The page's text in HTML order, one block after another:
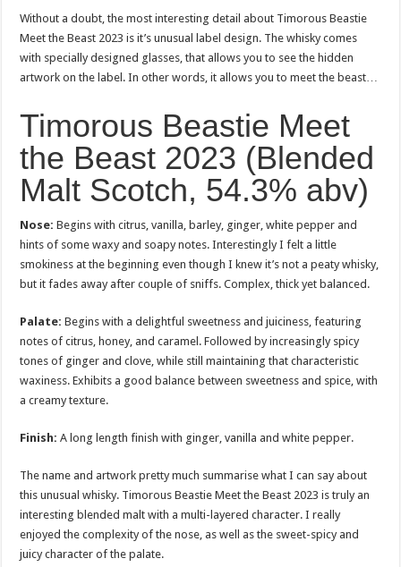
Without a doubt, the most interesting detail about Timorous Beastie
Meet the Beast 2023 is it’s unusual label design. The whisky comes
with specially designed glasses, that allows you to see the hidden
artwork on the label. In other words, it allows you to meet the beast…
Timorous Beastie Meet
the Beast 2023 (Blended
Malt Scotch, 54.3% abv)
Nose: Begins with citrus, vanilla, barley, ginger, white pepper and
hints of some waxy and soapy notes. Interestingly I felt a little
smokiness at the beginning even though I knew it’s not a peaty whisky,
but it fades away after couple of sniffs. Complex, thick yet balanced.
Palate:Begins with a delightful sweetness and juiciness, featuring
notes of citrus, honey, and caramel. Followed by increasingly spicy
tones of ginger and clove, while still maintaining that characteristic
waxiness. Exhibits a good balance between sweetness and spice, with
a creamy texture.
Finish: A long length finish with ginger, vanilla and white pepper.
The name and artwork pretty much summarise what I can say about
this unusual whisky. Timorous Beastie Meet the Beast 2023 is truly an
interesting blended malt with a multi-layered character. I really
enjoyed the complexity of the nose, as well as the sweet-spicy and
juicy character of the palate.